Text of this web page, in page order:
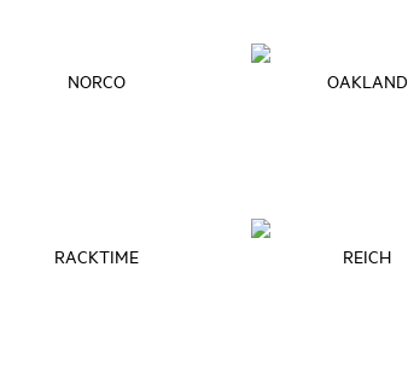
NORCO OAKLAND
RACKTIME REICH